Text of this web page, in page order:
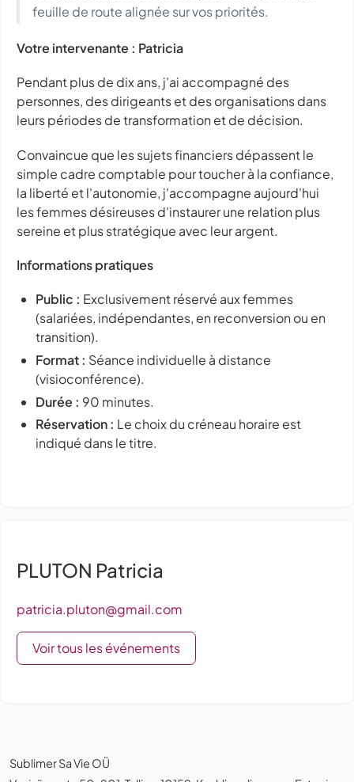
feuille de route alignée sur vos priorités.
Votre intervenante : Patricia
Pendant plus de dix ans, j'ai accompagné des
personnes, des dirigeants et des organisations dans
leurs périodes de transformation et de décision.
Convaincue que les sujets financiers dépassent le
simple cadre comptable pour toucher à la confiance,
la liberté et l'autonomie, j'accompagne aujourd'hui
les femmes désireuses d'instaurer une relation plus
sereine et plus stratégique avec leur argent.
Informations pratiques
Public : Exclusivement réservé aux femmes
(salariées, indépendantes, en reconversion ou en
transition).
Format : Séance individuelle à distance
(visioconférence).
Durée : 90 minutes.
Réservation : Le choix du créneau horaire est
indiqué dans le titre.
PLUTON Patricia
patricia.pluton@gmail.com
Voir tous les événements
Sublimer Sa Vie OÜ